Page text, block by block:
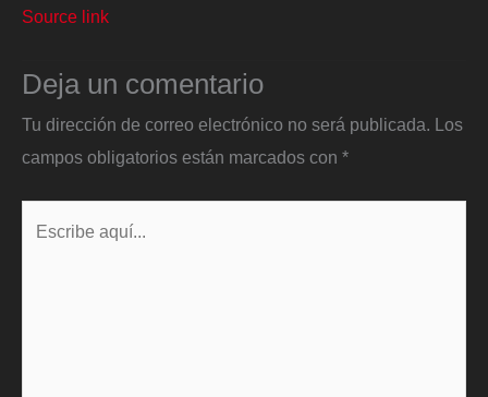
Source link
Deja un comentario
Tu dirección de correo electrónico no será publicada. Los
campos obligatorios están marcados con *